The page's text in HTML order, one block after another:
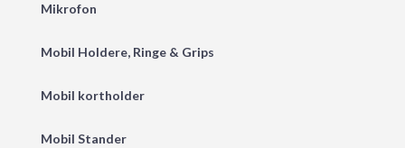
Mikrofon
Mobil Holdere, Ringe & Grips
Mobil kortholder
Mobil Stander